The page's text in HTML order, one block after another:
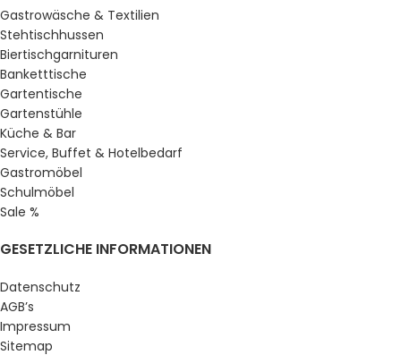
Gastrowäsche & Textilien
Stehtischhussen
Biertischgarnituren
Banketttische
Gartentische
Gartenstühle
Küche & Bar
Service, Buffet & Hotelbedarf
Gastromöbel
Schulmöbel
Sale %
GESETZLICHE INFORMATIONEN
Datenschutz
AGB’s
Impressum
Sitemap